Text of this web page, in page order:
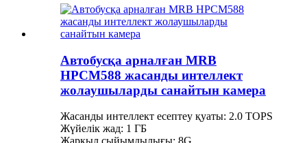
Автобусқа арналған MRB
HPCM588 жасанды интеллект
жолаушыларды санайтын камера
Жасанды интеллект есептеу қуаты: 2.0 TOPS
Жүйелік жад: 1 ГБ